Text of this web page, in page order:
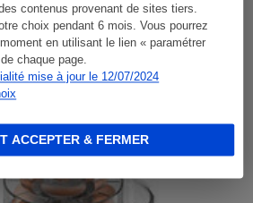
contenus provenant de sites tiers.
choix pendant 6 mois. Vous pourrez
en utilisant le lien « paramétrer
chaque page.
mise à jour le 12/07/2024
ACCEPTER & FERMER